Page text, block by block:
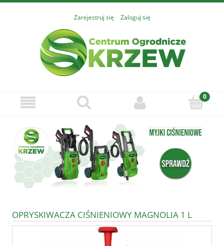
Zarejestruj się Zaloguj się
OPRYSKIWACZA CIŚNIENIOWY MAGNOLIA 1 L